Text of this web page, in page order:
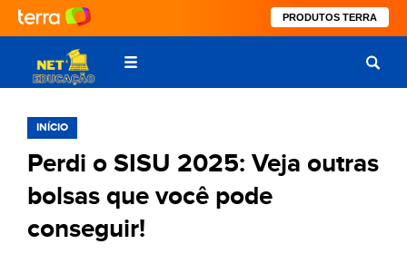
PRODUTOS TERRA
INÍCIO
Perdi o SISU 2025: Veja outras
bolsas que você pode
conseguir!